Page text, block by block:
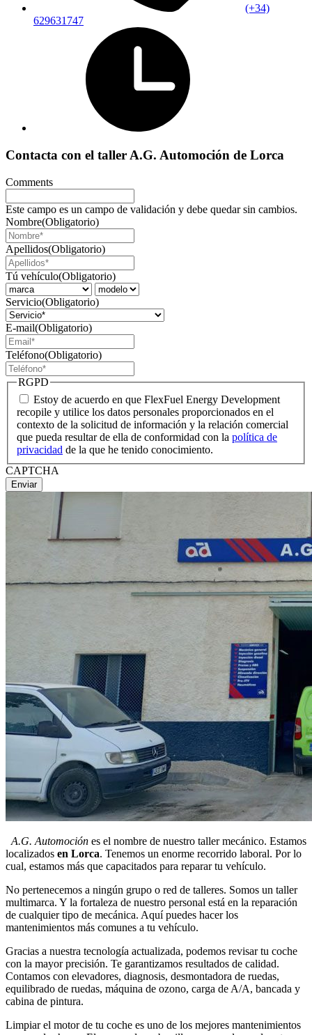
(+34)
629631747
Contacta con el taller A.G. Automoción de Lorca
Comments
Este campo es un campo de validación y debe quedar sin cambios.
Nombre(Obligatorio)
Apellidos(Obligatorio)
Tú vehículo(Obligatorio)
Servicio(Obligatorio)
E-mail(Obligatorio)
Teléfono(Obligatorio)
RGPD
Estoy de acuerdo en que FlexFuel Energy Development
recopile y utilice los datos personales proporcionados en el
contexto de la solicitud de información y la relación comercial
que pueda resultar de ella de conformidad con la política de
privacidad de la que he tenido conocimiento.
CAPTCHA
A.G. Automoción es el nombre de nuestro taller mecánico. Estamos
localizados en Lorca. Tenemos un enorme recorrido laboral. Por lo
cual, estamos más que capacitados para reparar tu vehículo.
No pertenecemos a ningún grupo o red de talleres. Somos un taller
multimarca. Y la fortaleza de nuestro personal está en la reparación
de cualquier tipo de mecánica. Aquí puedes hacer los
mantenimientos más comunes a tu vehículo.
Gracias a nuestra tecnología actualizada, podemos revisar tu coche
con la mayor precisión. Te garantizamos resultados de calidad.
Contamos con elevadores, diagnosis, desmontadora de ruedas,
equilibrado de ruedas, máquina de ozono, carga de A/A, bancada y
cabina de pintura.
Limpiar el motor de tu coche es uno de los mejores mantenimientos